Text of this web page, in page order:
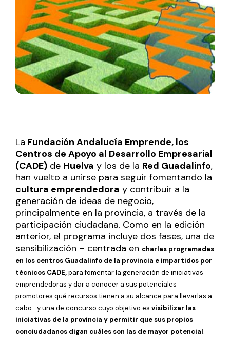
La Fundación Andalucía Emprende, los
Centros de Apoyo al Desarrollo Empresarial
(CADE) de Huelva y los de la Red Guadalinfo,
han vuelto a unirse para seguir fomentando la
cultura emprendedora y contribuir a la
generación de ideas de negocio,
principalmente en la provincia, a través de la
participación ciudadana. Como en la edición
anterior, el programa incluye dos fases, una de
sensibilización – centrada en charlas programadas
en los centros Guadalinfo de la provincia e impartidos por
técnicos CADE,para fomentar la generación de iniciativas
emprendedoras y dar a conocer a sus potenciales
promotores qué recursos tienen a su alcance para llevarlas a
cabo- y una de concurso cuyo objetivo es visibilizar las
iniciativas de la provincia y permitir que sus propios
conciudadanos digan cuáles son las de mayor potencial.